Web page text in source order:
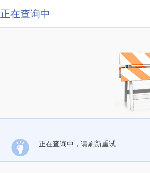
正在查询中
正在查询中，请刷新重试